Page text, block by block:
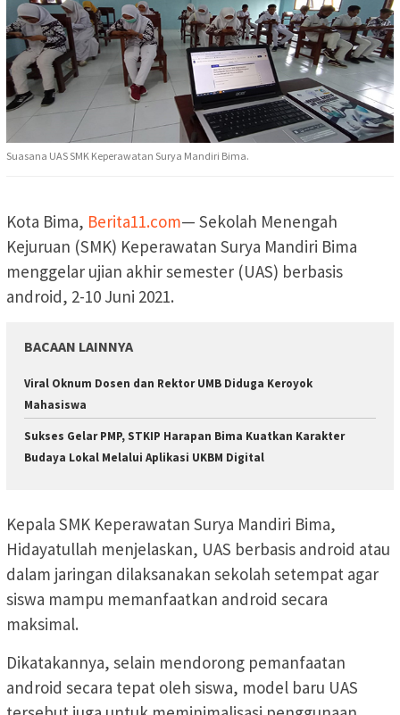
Suasana UAS SMK Keperawatan Surya Mandiri Bima.
Kota Bima, Berita11.com— Sekolah Menengah
Kejuruan (SMK) Keperawatan Surya Mandiri Bima
menggelar ujian akhir semester (UAS) berbasis
android, 2-10 Juni 2021.
BACAAN LAINNYA
Viral Oknum Dosen dan Rektor UMB Diduga Keroyok
Mahasiswa
Sukses Gelar PMP, STKIP Harapan Bima Kuatkan Karakter
Budaya Lokal Melalui Aplikasi UKBM Digital
Kepala SMK Keperawatan Surya Mandiri Bima,
Hidayatullah menjelaskan, UAS berbasis android atau
dalam jaringan dilaksanakan sekolah setempat agar
siswa mampu memanfaatkan android secara
maksimal.
Dikatakannya, selain mendorong pemanfaatan
android secara tepat oleh siswa, model baru UAS